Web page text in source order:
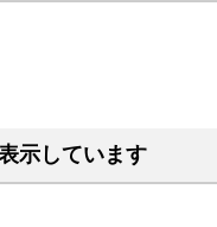
示しています